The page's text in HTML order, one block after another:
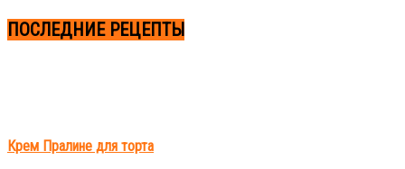
ПОСЛЕДНИЕ РЕЦЕПТЫ
Крем Пралине для торта